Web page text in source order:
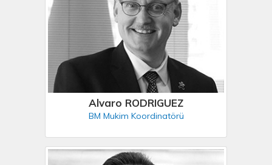
Alvaro RODRIGUEZ
BM Mukim Koordinatörü